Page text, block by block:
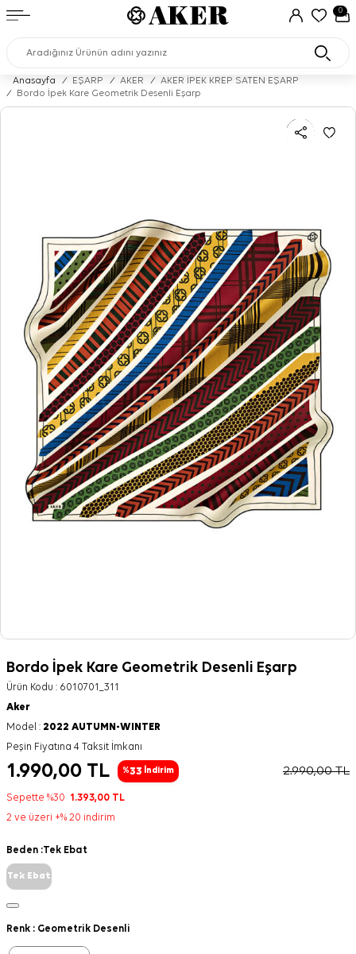
0
Anasayfa / EŞARP / AKER /
AKER İPEK KREP SATEN EŞARP
/
Bordo İpek Kare Geometrik Desenli Eşarp
Bordo İpek Kare Geometrik Desenli Eşarp
Ürün Kodu : 6010701_311
Aker
Model : 2022 AUTUMN-WINTER
Peşin Fiyatına 4 Taksit İmkanı
1.990,00 TL %33 İndirim 2.990,00TL
Sepette %30 1.393,00 TL
2 ve üzeri +% 20 indirim
Beden :Tek Ebat
Tek Ebat
Renk : Geometrik Desenli